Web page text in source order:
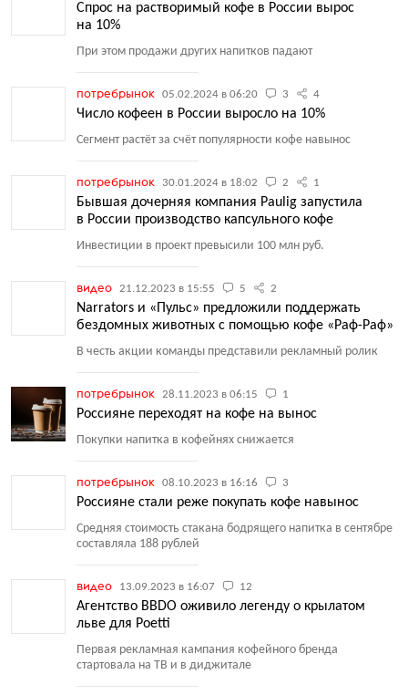
Спрос на растворимый кофе в России вырос
на 10%
При этом продажи других напитков падают
потребрынок 05.02.2024 в 06:20 3 4
Число кофеен в России выросло на 10%
Сегмент растёт за счёт популярности кофе навынос
потребрынок 30.01.2024 в 18:02 2 1
Бывшая дочерняя компания Paulig запустила
в России производство капсульного кофе
Инвестиции в проект превысили 100 млн руб.
видео 21.12.2023 в 15:55 5 2
Narrators и «Пульс» предложили поддержать
бездомных животных с помощью кофе «Раф-Раф»
В честь акции команды представили рекламный ролик
потребрынок 28.11.2023 в 06:15 1
Россияне переходят на кофе на вынос
Покупки напитка в кофейнях снижается
потребрынок 08.10.2023 в 16:16 3
Россияне стали реже покупать кофе навынос
Средняя стоимость стакана бодрящего напитка в сентябре
составляла 188 рублей
видео 13.09.2023 в 16:07 12
Агентство BBDO оживило легенду о крылатом
льве для Poetti
Первая рекламная кампания кофейного бренда
стартовала на ТВ и в диджитале